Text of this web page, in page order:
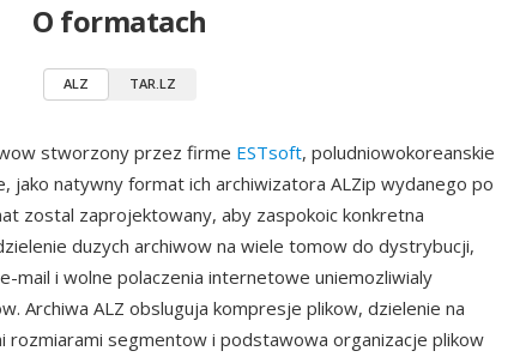
O formatach
ALZ TAR.LZ
stworzony przez firme ESTsoft, poludniowokoreanskie
natywny format ich archiwizatora ALZip wydanego po
zostal zaprojektowany, aby zaspokoic konkretna
duzych archiwow na wiele tomow do dystrybucji,
mail i wolne polaczenia internetowe uniemozliwialy
Archiwa ALZ obsluguja kompresje plikow, dzielenie na
rozmiarami segmentow i podstawowa organizacje plikow